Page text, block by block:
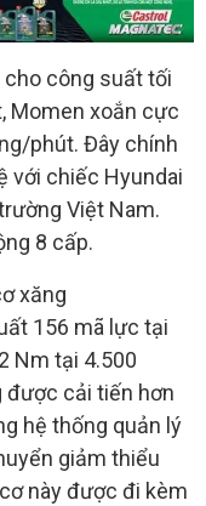
cho công suất tối
Momen xoắn cực
phút. Đây chính
với chiếc Hyundai
Việt Nam.
8 cấp.
xăng
156 mã lực tại
Nm tại 4.500
được cải tiến hơn
hệ thống quản lý
giảm thiểu
này được đi kèm